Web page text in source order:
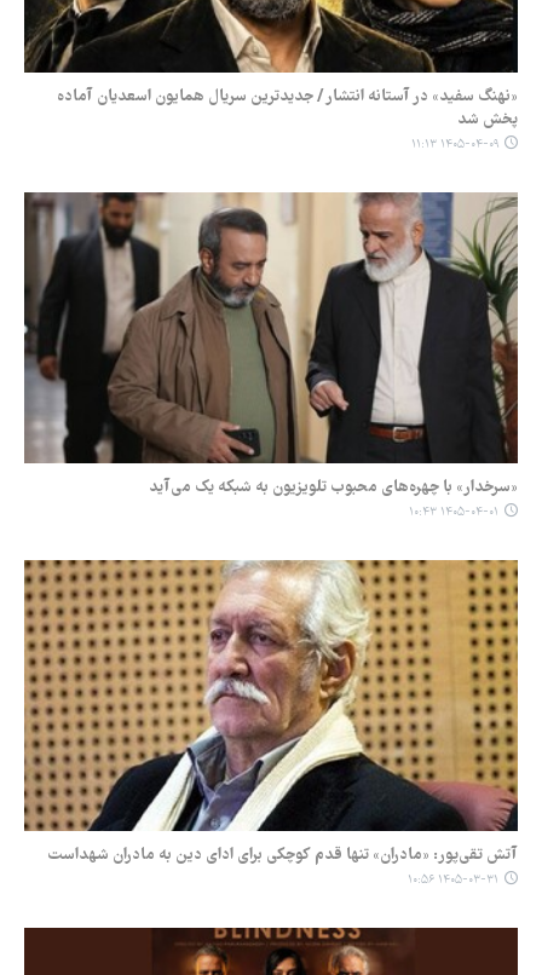
«نهنگ سفید» در آستانه انتشار / جدیدترین سریال همایون اسعدیان آماده
پخش شد
۱۴۰۵-۰۴-۰۹ ۱۱:۱۳
«سرخدار» با چهره‌های محبوب تلویزیون به شبکه یک می‌آید
۱۴۰۵-۰۴-۰۱ ۱۰:۴۳
آتش تقی‌پور: «مادران» تنها قدم کوچکی برای ادای دین به مادران شهداست
۱۴۰۵-۰۳-۳۱ ۱۰:۵۶